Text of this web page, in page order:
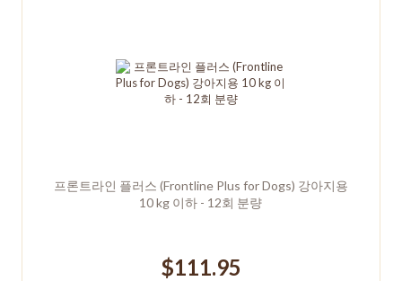
프론트라인 플러스 (Frontline Plus for Dogs) 강아지용
10 kg 이하 - 12회 분량
$111.95